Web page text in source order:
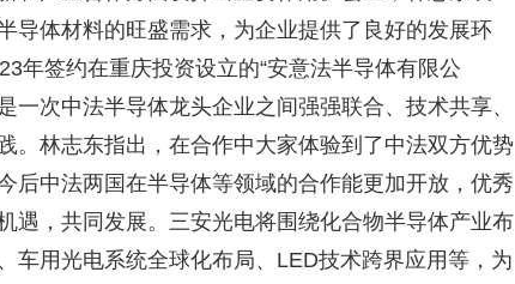
导体材料的旺盛需求，为企业提供了良好的发展环
年签约在重庆投资设立的“安意法半导体有限公
一次中法半导体龙头企业之间强强联合、技术共享、
。林志东指出，在合作中大家体验到了中法双方优势
后中法两国在半导体等领域的合作能更加开放，优秀
遇，共同发展。三安光电将围绕化合物半导体产业布
车用光电系统全球化布局、LED技术跨界应用等，为